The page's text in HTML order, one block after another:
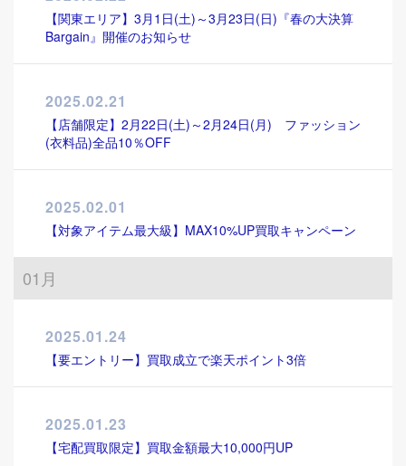
【関東エリア】3月1日(土)～3月23日(日)『春の大決算
Bargain』開催のお知らせ
2025.02.21
【店舗限定】2月22日(土)～2月24日(月) ファッション
(衣料品)全品10％OFF
2025.02.01
【対象アイテム最大級】MAX10%UP買取キャンペーン
01月
2025.01.24
【要エントリー】買取成立で楽天ポイント3倍
2025.01.23
【宅配買取限定】買取金額最大10,000円UP